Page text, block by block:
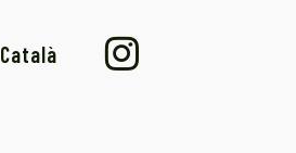
Català